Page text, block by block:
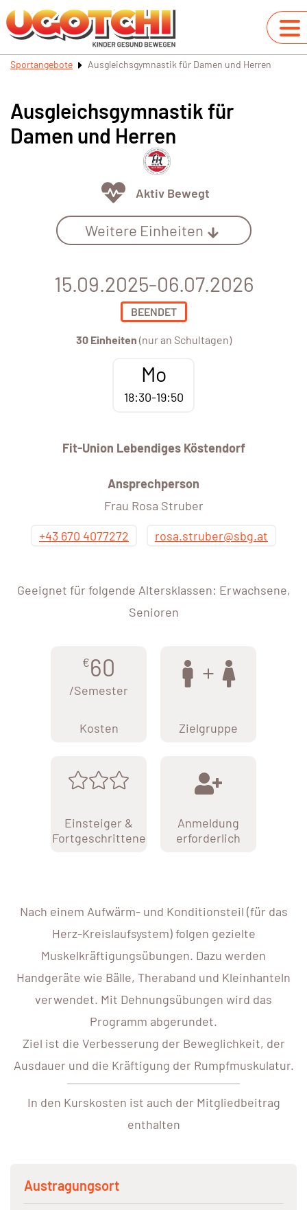
Sportangebote Ausgleichsgymnastik für Damen und Herren
Ausgleichsgymnastik für
Damen und Herren
Aktiv Bewegt
Weitere Einheiten
15.09.2025-06.07.2026
BEENDET
30 Einheiten (nur an Schultagen)
Mo
18:30-19:50
Fit-Union Lebendiges Köstendorf
Ansprechperson
Frau Rosa Struber
+43 670 4077272
rosa.struber@sbg.at
Geeignet für folgende Altersklassen: Erwachsene,
Senioren
€60
/Semester
Kosten Zielgruppe
Einsteiger &
Fortgeschrittene
Anmeldung
erforderlich
Nach einem Aufwärm- und Konditionsteil (für das
Herz-Kreislaufsystem) folgen gezielte
Muskelkräftigungsübungen. Dazu werden
Handgeräte wie Bälle, Theraband und Kleinhanteln
verwendet. Mit Dehnungsübungen wird das
Programm abgerundet.
Ziel ist die Verbesserung der Beweglichkeit, der
Ausdauer und die Kräftigung der Rumpfmuskulatur.
In den Kurskosten ist auch der Mitgliedbeitrag
enthalten
Austragungsort